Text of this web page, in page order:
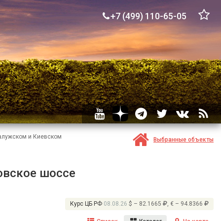
+7 (499) 110-65-05
и Киевском
Выбранные объекты
шоссе
Курс ЦБ РФ 08.08.26 $ – 82.1665 , € – 94.8366